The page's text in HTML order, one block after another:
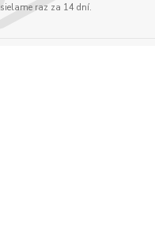
raz za 14 dní.